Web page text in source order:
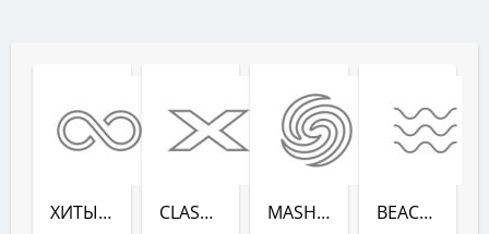
ХИТЫ ВСЕХ ВРЕ­МЕН (RADIO RECORD) CLASSIX (RADIO RECORD) MASHUP (РАДИО РЕКОРД) BEACH PARTY (РАДИО РЕКОРД)